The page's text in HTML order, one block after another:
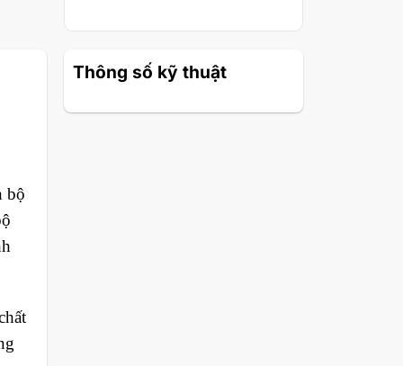
bộ
Thông số kỹ thuật